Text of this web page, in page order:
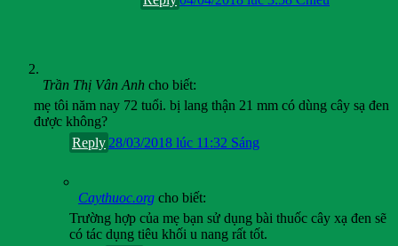
Trần Thị Vân Anh cho biết:
mẹ tôi năm nay 72 tuổi. bị lang thận 21 mm có dùng cây sạ đen
được không?
28/03/2018 lúc 11:32 Sáng
Reply
Caythuoc.org cho biết:
Trường hợp của mẹ bạn sử dụng bài thuốc cây xạ đen sẽ
có tác dụng tiêu khối u nang rất tốt.